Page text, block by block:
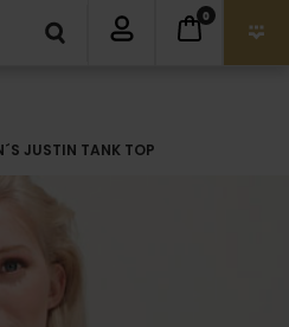
0
JUSTIN TANK TOP